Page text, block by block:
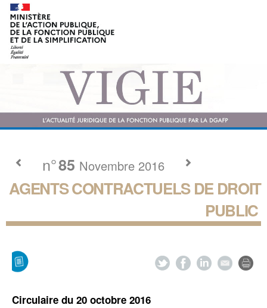
n°85 Novembre 2016
AGENTS CONTRACTUELS DE DROIT
PUBLIC
Circulaire du 20 octobre 2016